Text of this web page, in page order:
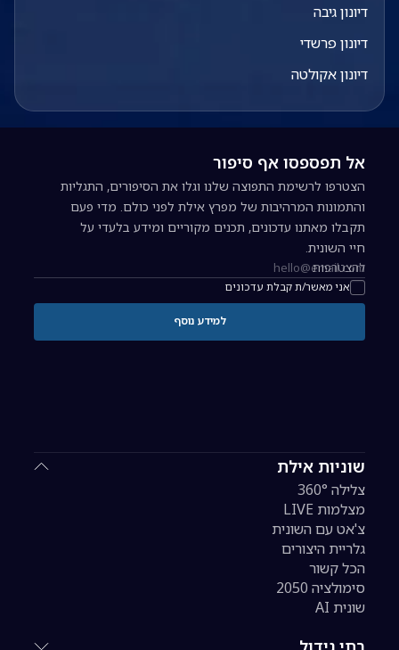
דיונון גיבה
דיונון פרשדי
דיונון אקולטה
שוניות אילת
צלילה 360°
מצלמות LIVE
צ'אט עם השונית
גלריית היצורים
הכל קשור
סימולציה 2050
שונית AI
אל תפספסו אף סיפור
הצטרפו לרשימת התפוצה שלנו וגלו את הסיפורים, התגליות
והתמונות המרהיבות של מפרץ אילת לפני כולם. מדי פעם
תקבלו מאתנו עדכונים, תכנים מקוריים ומידע בלעדי על
חיי השונית.
כתובת אימייל להרשמה לניוזלטר
אני מאשר/ת קבלת עדכונים
להצטרפות
למידע נוסף